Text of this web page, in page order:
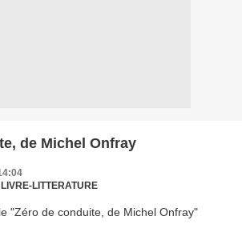
de Michel Onfray
LITTERATURE